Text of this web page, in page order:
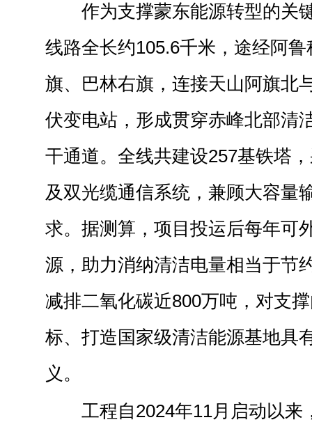
作为支撑蒙东能源转型的关
线路全长约105.6千米，途经阿
旗、巴林右旗，连接天山阿旗北
伏变电站，形成贯穿赤峰北部清
干通道。全线共建设257基铁塔
及双光缆通信系统，兼顾大容量
求。据测算，项目投运后每年可
源，助力消纳清洁电量相当于节
减排二氧化碳近800万吨，对支
标、打造国家级清洁能源基地具
义。
工程自2024年11月启动以来